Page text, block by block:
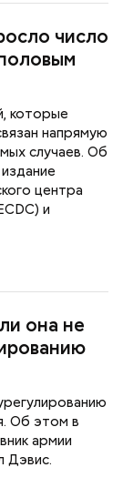
число
которые
напрямую
случаев. Об
центра
и
она не
Об этом в
армии
Дэвис.